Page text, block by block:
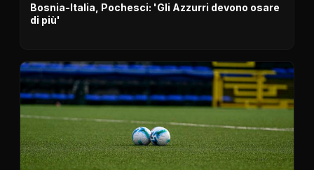
Bosnia-Italia, Pochesci: 'Gli Azzurri devono osare
di più'